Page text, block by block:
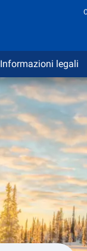
Informazioni legali